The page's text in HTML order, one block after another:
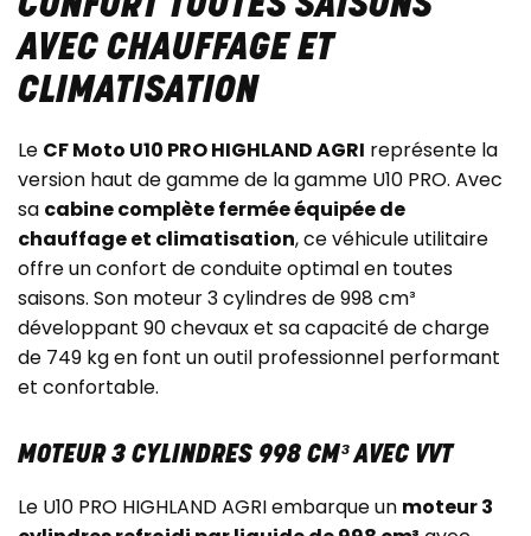
AVEC CHAUFFAGE ET
CLIMATISATION
Le CF Moto U10 PRO HIGHLAND AGRI représente la
version haut de gamme de la gamme U10 PRO. Avec
sa cabine complète fermée équipée de
chauffage et climatisation, ce véhicule utilitaire
offre un confort de conduite optimal en toutes
saisons. Son moteur 3 cylindres de 998 cm³
développant 90 chevaux et sa capacité de charge
de 749 kg en font un outil professionnel performant
et confortable.
MOTEUR 3 CYLINDRES 998 CM³ AVEC VVT
Le U10 PRO HIGHLAND AGRI embarque un moteur 3